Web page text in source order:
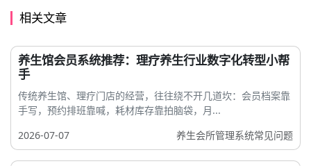
相关文章
养生馆会员系统推荐：理疗养生行业数字化转型小帮
手
传统养生馆、理疗门店的经营，往往绕不开几道坎：会员档案靠
手写，预约排班靠喊，耗材库存靠拍脑袋，月...
2026-07-07
养生会所管理系统常见问题